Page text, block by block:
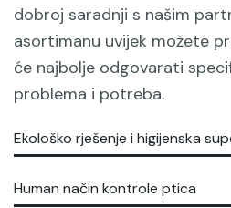
dobroj saradnji s našim
asortimanu uvijek možete
će najbolje odgovarati
problema i potreba.
Ekološko rješenje i higijenska
Human način kontrole ptica